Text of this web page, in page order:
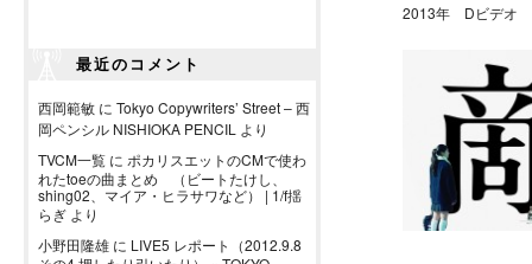
最近のコメント
西岡範敏 に Tokyo Copywriters’ Street – 西
岡ペンシル NISHIOKA PENCIL より
TVCM一覧 に ポカリスエットのCMで使わ
れたtoeの曲まとめ （ビートたけし、
shing02、マイア・ヒラサワなど） | 1/f揺
らぎ より
小野田隆雄 に LIVE5 レポート（2012.9.8
2013年 Dビデオ